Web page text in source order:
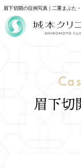
眉下切開の症例写真 | 二重まぶた
眉下切